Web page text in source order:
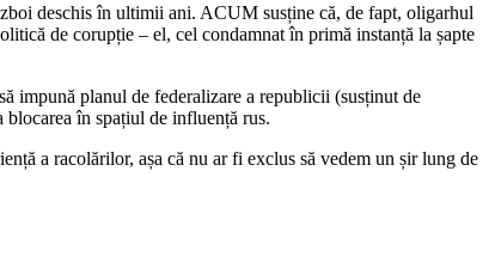
deschis în ultimii ani. ACUM susține că, de fapt, oligarhul
de corupție – el, cel condamnat în primă instanță la șapte
impună planul de federalizare a republicii (susținut de
în spațiul de influență rus.
a racolărilor, așa că nu ar fi exclus să vedem un șir lung de